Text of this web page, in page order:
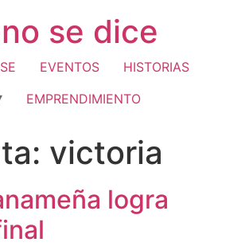
se dice
EVENTOS
HISTORIAS
EMPRENDIMIENTO
victoria
logra